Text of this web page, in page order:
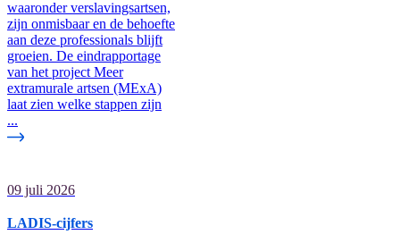
waaronder verslavingsartsen,
zijn onmisbaar en de behoefte
aan deze professionals blijft
groeien. De eindrapportage
van het project Meer
extramurale artsen (MExA)
laat zien welke stappen zijn
...
09 juli 2026
LADIS-cijfers